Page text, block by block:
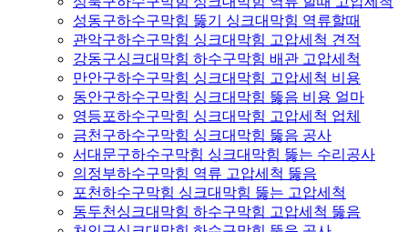
성동구하수구막힘 뚫기 싱크대막힘 역류할때
관악구하수구막힘 싱크대막힘 고압세척 견적
강동구싱크대막힘 하수구막힘 배관 고압세척
만안구하수구막힘 싱크대막힘 고압세척 비용
동안구하수구막힘 싱크대막힘 뚫음 비용 얼마
영등포하수구막힘 싱크대막힘 고압세척 업체
금천구하수구막힘 싱크대막힘 뚫음 공사
서대문구하수구막힘 싱크대막힘 뚫는 수리공사
의정부하수구막힘 역류 고압세척 뚫음
포천하수구막힘 싱크대막힘 뚫는 고압세척
동두천싱크대막힘 하수구막힘 고압세척 뚫음